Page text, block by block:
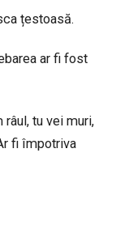
țestoasă.
ar fi fost
tu vei muri,
fi împotriva